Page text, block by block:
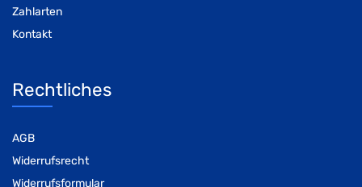
Zahlarten
Kontakt
Rechtliches
AGB
Widerrufsrecht
Widerrufsformular